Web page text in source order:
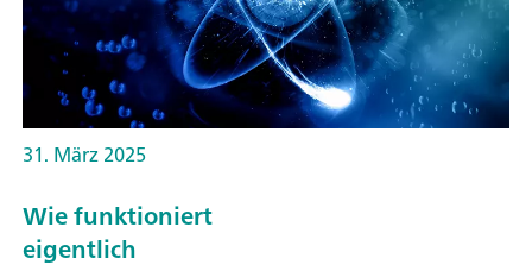
31. März 2025
Wie funktioniert
eigentlich